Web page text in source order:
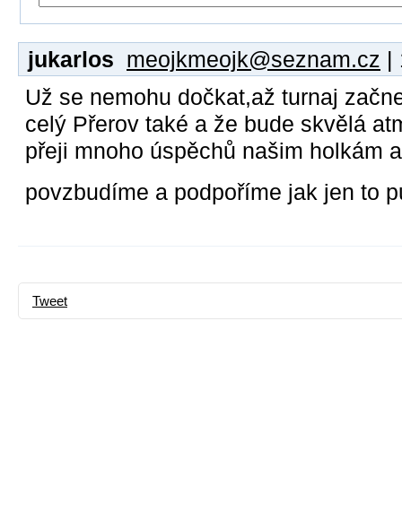
jukarlos meojkmeojk@seznam.cz |
Už se nemohu dočkat,až turnaj
celý Přerov také a že bude skvělá
přeji mnoho úspěchů našim holkám
povzbudíme a podpoříme jak jen to
Tweet